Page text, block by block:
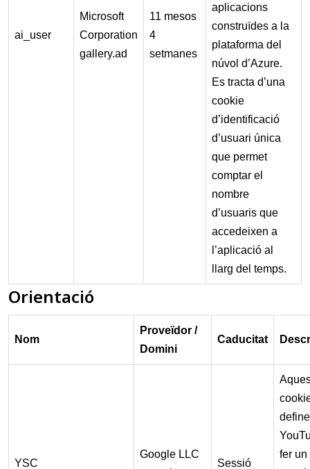
ai_user
Microsoft
Corporation
gallery.ad
11 mesos
4
setmanes
aplicacions
construïdes a la
plataforma del
núvol d’Azure.
Es tracta d’una
cookie
d’identificació
d’usuari única
que permet
comptar el
nombre
d’usuaris que
accedeixen a
l’aplicació al
llarg del temps.
Orientació
Nom
Proveïdor /
Domini
Caducitat
YSC
Google LLC
Sessió
fer un